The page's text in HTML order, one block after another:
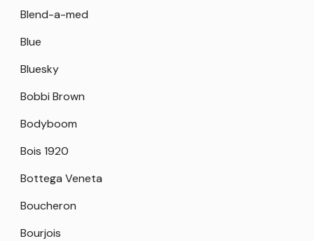
Blend-a-med
Blue
Bluesky
Bobbi Brown
Bodyboom
Bois 1920
Bottega Veneta
Boucheron
Bourjois